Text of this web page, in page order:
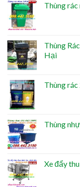
Thùng
Thùng
Hại
Thùng
Thùng
Xe đẩy